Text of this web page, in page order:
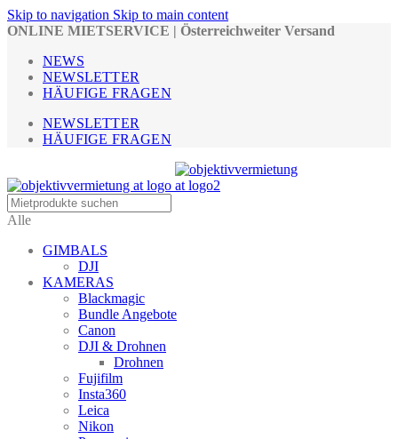
Skip to navigation Skip to main content
ONLINE MIETSERVICE | Österreichweiter Versand
NEWS
NEWSLETTER
HÄUFIGE FRAGEN
NEWSLETTER
HÄUFIGE FRAGEN
Alle
GIMBALS
DJI
KAMERAS
Blackmagic
Bundle Angebote
Canon
DJI & Drohnen
Drohnen
Fujifilm
Insta360
Leica
Nikon